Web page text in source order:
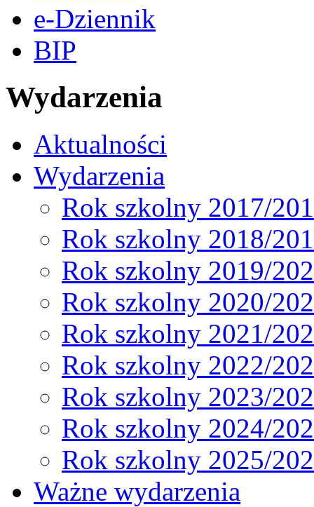
e-Dziennik
BIP
Wydarzenia
Aktualności
Wydarzenia
Rok szkolny 2017/
Rok szkolny 2018/
Rok szkolny 2019/
Rok szkolny 2020/
Rok szkolny 2021/
Rok szkolny 2022/
Rok szkolny 2023/
Rok szkolny 2024/
Rok szkolny 2025/
Ważne wydarzenia